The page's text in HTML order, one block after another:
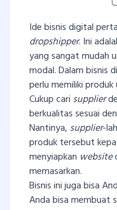
Ide bisnis digital
dropshipper. Ini
yang sangat mudah
modal. Dalam bisnis
perlu memiliki produk
Cukup cari supplier
berkualitas sesuai
Nantinya, supplier-
produk tersebut
menyiapkan website
memasarkan.
Bisnis ini juga bisa
Anda bisa membuat